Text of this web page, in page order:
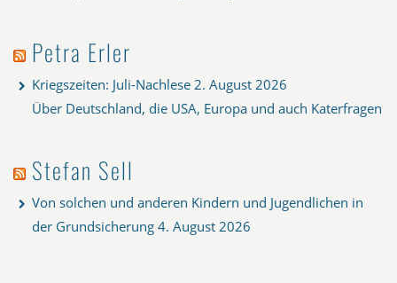
Petra Erler
Kriegszeiten: Juli-Nachlese 2. August 2026
Über Deutschland, die USA, Europa und auch Katerfragen
Stefan Sell
Von solchen und anderen Kindern und Jugendlichen in
der Grundsicherung 4. August 2026